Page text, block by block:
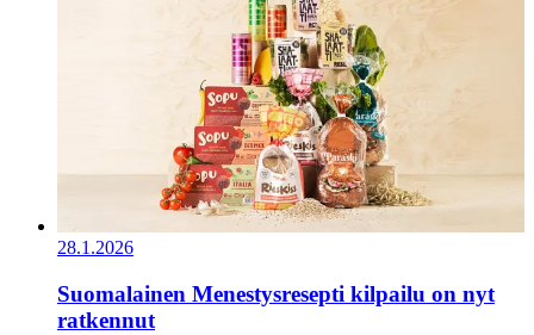
28.1.2026
Suomalainen Menestysresepti kilpailu on nyt
ratkennut